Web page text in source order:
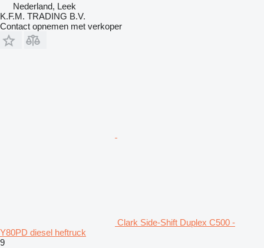
Nederland, Leek
K.F.M. TRADING B.V.
Contact opnemen met verkoper
Clark Side-Shift Duplex C500 -
Y80PD diesel heftruck
9